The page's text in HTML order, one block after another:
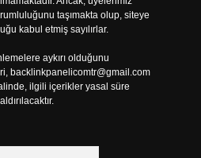
taşımakta olup, siteye
kabul etmiş sayılırlar.
aykırı olduğunu
backlinkpanelicomtr@gmail.com
ilgili içerikler yasal süre